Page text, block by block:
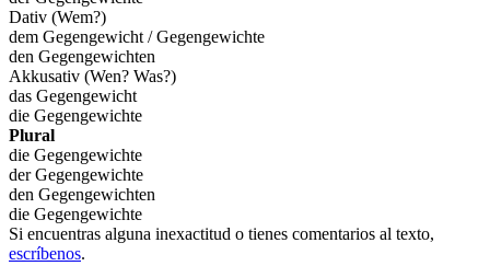
Dativ (Wem?)
dem Gegengewicht / Gegengewichte
den Gegengewichten
Akkusativ (Wen? Was?)
das Gegengewicht
die Gegengewichte
Plural
die Gegengewichte
der Gegengewichte
den Gegengewichten
die Gegengewichte
Si encuentras alguna inexactitud o tienes comentarios al texto,
escríbenos.